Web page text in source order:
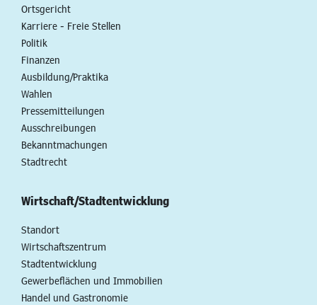
Ortsgericht
Karriere - Freie Stellen
Politik
Finanzen
Ausbildung/Praktika
Wahlen
Pressemitteilungen
Ausschreibungen
Bekanntmachungen
Stadtrecht
Wirtschaft/Stadtentwicklung
Standort
Wirtschaftszentrum
Stadtentwicklung
Gewerbeflächen und Immobilien
Handel und Gastronomie